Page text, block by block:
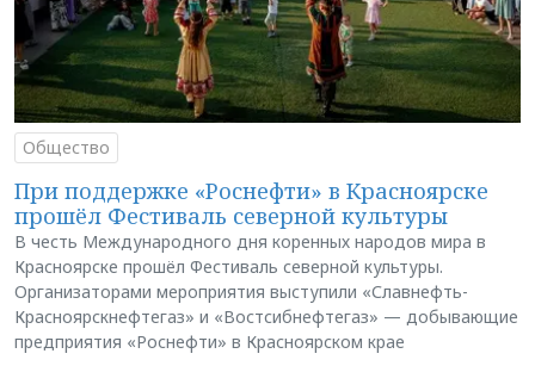
Общество
При поддержке «Роснефти» в Красноярске
прошёл Фестиваль северной культуры
В честь Международного дня коренных народов мира в
Красноярске прошёл Фестиваль северной культуры.
Организаторами мероприятия выступили «Славнефть-
Красноярскнефтегаз» и «Востсибнефтегаз» — добывающие
предприятия «Роснефти» в Красноярском крае